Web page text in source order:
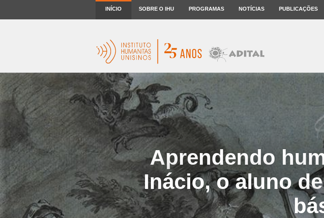
INÍCIO SOBRE O IHU PROGRAMAS NOTÍCIAS PUBLICAÇÕES
Aprendendo
Inácio, o aluno